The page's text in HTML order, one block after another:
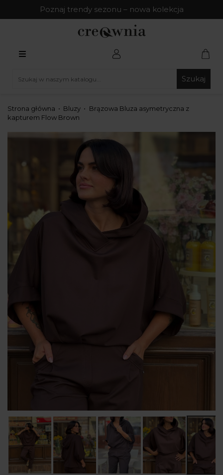
Poznaj trendy sezonu – nowa kolekcja
Szukaj
Strona główna Bluzy
Brązowa Bluza asymetryczna z
kapturem Flow Brown